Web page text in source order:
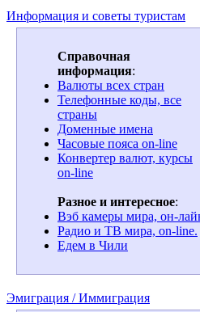
Информация и советы туристам
Справочная
информация:
Валюты всех стран
Телефонные коды, все
страны
Доменные имена
Часовые пояса on-line
Конвертер валют, курсы
on-line
Разное и интересное:
Вэб камеры мира, он-
Радио и ТВ мира, on-line.
Едем в Чили
Эмиграция / Иммиграция